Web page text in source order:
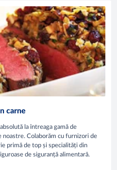
carne
la întreaga gamă de
noastre. Colaborăm cu furnizori de
primă de top și specialități din
de siguranță alimentară.